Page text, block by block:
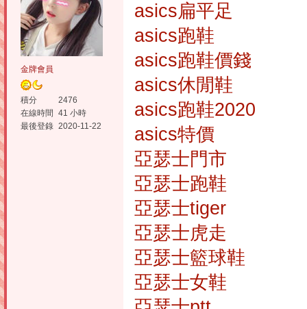
金牌會員
積分
2476
在線時間
41 小時
最後登錄 2020-11-22
asics扁平足
asics跑鞋
asics跑鞋價錢
asics休閒鞋
asics跑鞋2020
asics特價
亞瑟士門市
亞瑟士跑鞋
亞瑟士tiger
亞瑟士虎走
亞瑟士籃球鞋
亞瑟士女鞋